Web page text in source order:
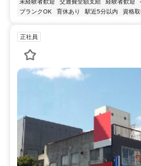
ブランクOK
育休あり 駅近5分以内 資格
正社員